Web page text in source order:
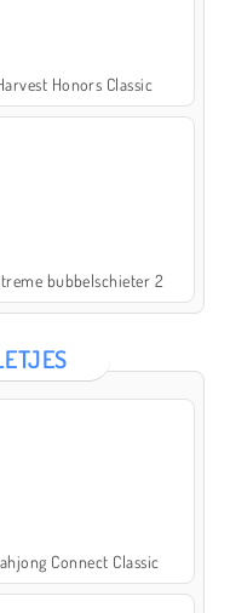
Honors Classic
bubbelschieter 2
Connect Classic